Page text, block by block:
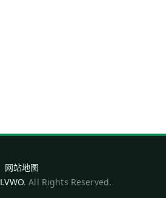
网站地图
LVWO. All Rights Reserved.